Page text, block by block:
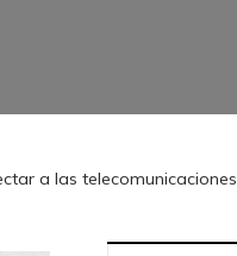
a las telecomunicaciones